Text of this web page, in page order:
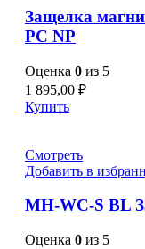
Защелка
PC NP
Оценка 0 из 5
1 895,00 ₽
Купить
Смотреть
Добавить в
MH-WC-S BL
Оценка 0 из 5